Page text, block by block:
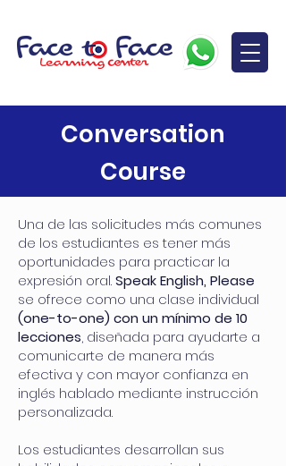
Conversation
Course
Una de las solicitudes más comunes
de los estudiantes es tener más
oportunidades para practicar la
expresión oral.Speak English, Please
se ofrece como una clase individual
(one-to-one) con un mínimo de 10
lecciones, diseñada para ayudarte a
comunicarte de manera más
efectiva y con mayor confianza en
inglés hablado mediante instrucción
personalizada.
Los estudiantes desarrollan sus